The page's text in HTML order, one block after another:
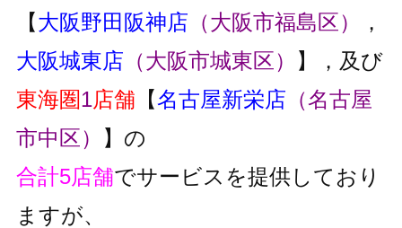
【大阪野田阪神店 （大阪市福島区）
，
大阪城東店 （大阪市城東区）
】，及び
東海圏1店舗 【名古屋新栄店 （名古屋
市中区）
】の
合計5店舗でサービスを提供しており
ますが、